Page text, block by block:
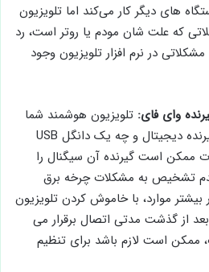
های دیگر کار می‌کند اما تلویزیون
که علت شان مودم یا روتر است، رد
در نرم ‌افزار تلویزیون وجود
وای ‌فای: تلویزیون هوشمند شما
چه اینترنت را از یک گیرنده دیجیتال و چه یک دانگل USB
ممکن است گیرنده آن سیگنال را
تشخیص به مشکلات چرخه برق
موارد، با خاموش کردن تلویزیون
از گذشت مدتی اتصال برقرار می
ممکن است لازم باشد برای تنظیم